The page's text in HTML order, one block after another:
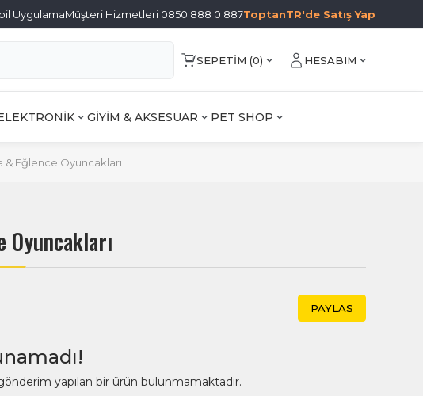
UygulamaMüşteri Hizmetleri 0850 888 0 887ToptanTR'de Satış Yap
SEPETIM (0) HESABIM
GİYİM & AKSESUAR PET SHOP
& Eğlence Oyuncakları
Oyuncakları
PAYLAS
yapılan bir ürün bulunmamaktadır.